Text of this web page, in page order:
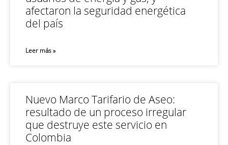
afectaron la seguridad energética
del país
Leer más »
Nuevo Marco Tarifario de Aseo:
resultado de un proceso irregular
que destruye este servicio en
Colombia